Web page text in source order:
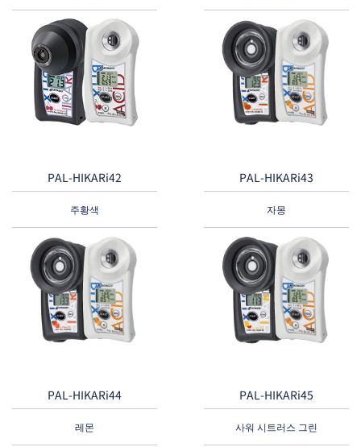
PAL-HIKARi42
주황색
PAL-HIKARi43
자몽
PAL-HIKARi44
레몬
PAL-HIKARi45
사워 시트러스 그린